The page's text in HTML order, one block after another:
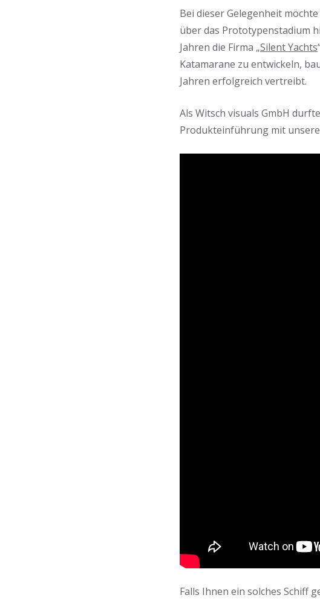
Bei dieser Gelegenheit
über das Prototypenstadium
Jahren die Firma „Silent Yachts
Katamarane zu entwickeln,
Jahren erfolgreich vertreibt.
Als Witsch visuals GmbH
Produkteinführung mit
Falls Ihnen ein solches Schiff